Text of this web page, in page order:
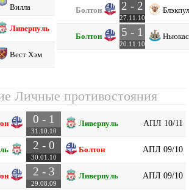
Вилла
Ливерпуль
Вест Хэм
Болтон 2 - 2
27.11.10
Блэкпул
Болтон 5 - 1
20.11.10
Личные противостояния
0 - 1
31.10.10
Ливерпуль АПЛ 10/11
2 - 0
30.01.10
Болтон АПЛ 09/10
2 - 3
29.08.09
Ливерпуль АПЛ 09/10